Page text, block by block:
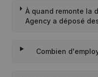
À quand remonte la
Agency a déposé
Combien